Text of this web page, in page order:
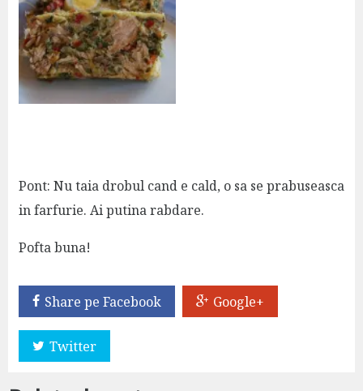
Pont: Nu taia drobul cand e cald, o sa se prabuseasca
in farfurie. Ai putina rabdare.
Pofta buna!
Share pe Facebook Google+
Twitter